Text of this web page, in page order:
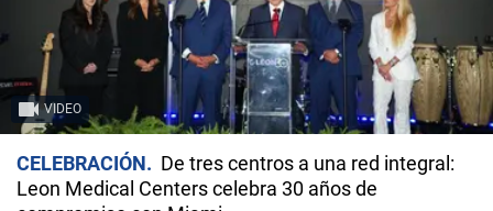
VIDEO
CELEBRACIÓN
De tres centros a una red integral:
Leon Medical Centers celebra 30 años de